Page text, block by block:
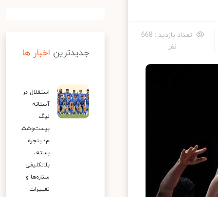
تعداد بازدید : 668
نفر
جدیدترین اخبار ها
استقلال در
آستانه
لیگ
بیست‌وشش
م؛ پنجره
بسته،
بلاتکلیفی
ستاره‌ها و
تغییرات